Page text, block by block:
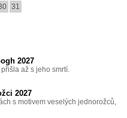
31
2027
až s jeho smrtí.
2027
s motivem veselých jednorožců,